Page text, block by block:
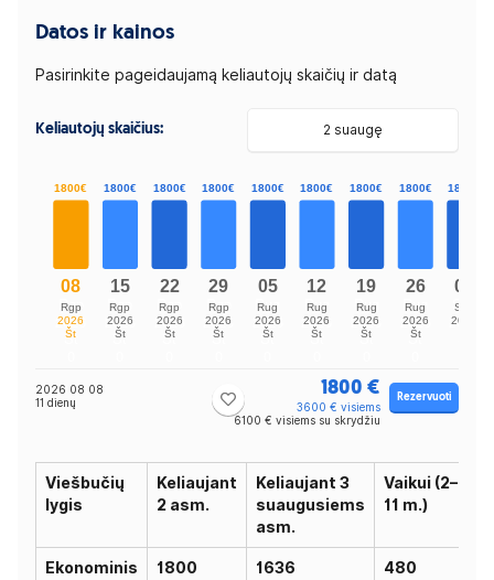
Datos ir kainos
Pasirinkite pageidaujamą keliautojų skaičių ir datą
Keliautojų skaičius: 2 suaugę
2026 08 08
11 dienų
1800 €
3600 € visiems
6100 € visiems su skrydžiu
Rezervuoti
Viešbučių
lygis
Keliaujant
2 asm.
Keliaujant 3
suaugusiems
asm.
Vaikui (2–
11 m.)
Ekonominis
1800
1636
480